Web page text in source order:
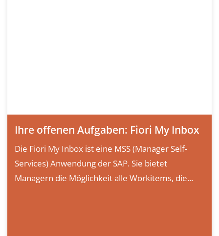
Ihre offenen Aufgaben: Fiori My Inbox
Die Fiori My Inbox ist eine MSS (Manager Self-
Services) Anwendung der SAP. Sie bietet
Managern die Möglichkeit alle Workitems, die...